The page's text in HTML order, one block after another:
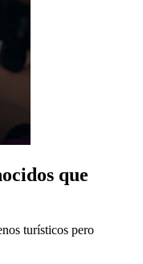
que
turísticos pero